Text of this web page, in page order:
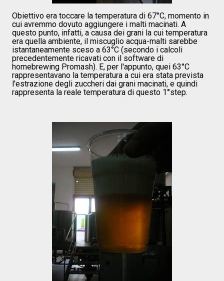
Obiettivo era toccare la temperatura di 67°C, momento in
cui avremmo dovuto aggiungere i malti macinati. A
questo punto, infatti, a causa dei grani la cui temperatura
era quella ambiente, il miscuglio acqua-malti sarebbe
istantaneamente sceso a 63°C (secondo i calcoli
precedentemente ricavati con il software di
homebrewing Promash). E, per l'appunto, quei 63°C
rappresentavano la temperatura a cui era stata prevista
l'estrazione degli zuccheri dai grani macinati, e quindi
rappresenta la reale temperatura di questo 1°step.